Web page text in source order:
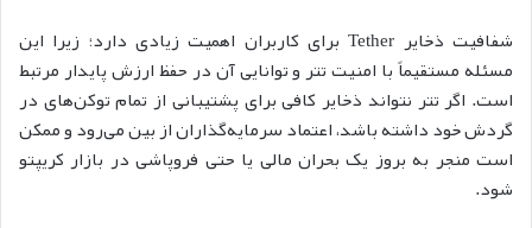
شفافیت ذخایر Tether برای کاربران اهمیت زیادی دارد؛ زیرا این
مسئله مستقیماً با امنیت تتر و توانایی آن در حفظ ارزش پایدار مرتبط
است. اگر تتر نتواند ذخایر کافی برای پشتیبانی از تمام توکن‌های در
گردش خود داشته باشد، اعتماد سرمایه‌گذاران از بین می‌رود و ممکن
است منجر به بروز یک بحران مالی یا حتی فروپاشی در بازار کریپتو
شود.